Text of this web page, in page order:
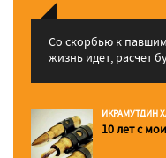
Со скорбью к
жизнь идет, расчет
ИКРАМУТДИН
10 лет с